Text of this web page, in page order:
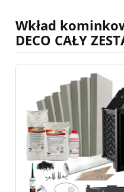
Wkład
DECO CAŁY